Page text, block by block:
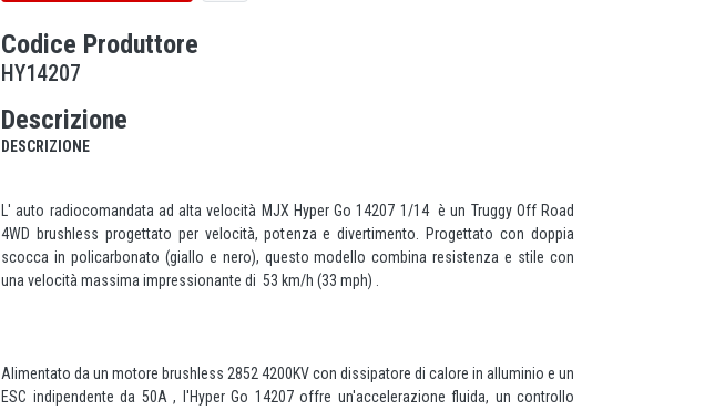
Codice Produttore
HY14207
Descrizione
DESCRIZIONE
L' auto radiocomandata ad alta velocità MJX Hyper Go 14207 1/14 è un Truggy Off Road
4WD brushless progettato per velocità, potenza e divertimento. Progettato con doppia
scocca in policarbonato (giallo e nero), questo modello combina resistenza e stile con
una velocità massima impressionante di 53 km/h (33 mph) .
Alimentato da un motore brushless 2852 4200KV con dissipatore di calore in alluminio e un
ESC indipendente da 50A , l'Hyper Go 14207 offre un'accelerazione fluida, un controllo